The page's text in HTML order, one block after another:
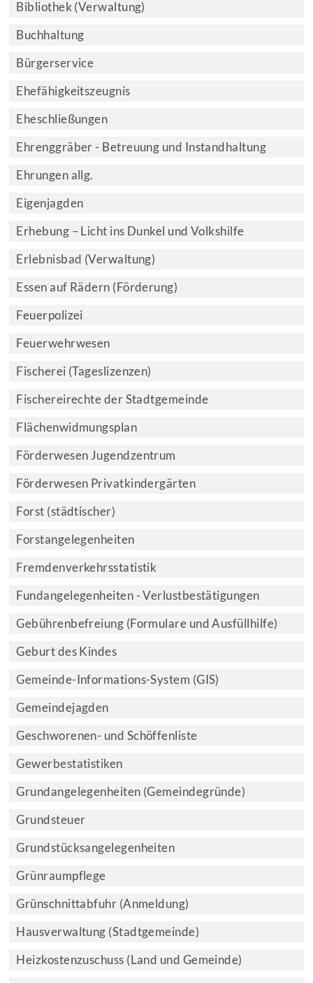
Bibliothek (Verwaltung)
Buchhaltung
Bürgerservice
Ehefähigkeitszeugnis
Eheschließungen
Ehrenggräber - Betreuung und Instandhaltung
Ehrungen allg.
Eigenjagden
Erhebung – Licht ins Dunkel und Volkshilfe
Erlebnisbad (Verwaltung)
Essen auf Rädern (Förderung)
Feuerpolizei
Feuerwehrwesen
Fischerei (Tageslizenzen)
Fischereirechte der Stadtgemeinde
Flächenwidmungsplan
Förderwesen Jugendzentrum
Förderwesen Privatkindergärten
Forst (städtischer)
Forstangelegenheiten
Fremdenverkehrsstatistik
Fundangelegenheiten - Verlustbestätigungen
Gebührenbefreiung (Formulare und Ausfüllhilfe)
Geburt des Kindes
Gemeinde-Informations-System (GIS)
Gemeindejagden
Geschworenen- und Schöffenliste
Gewerbestatistiken
Grundangelegenheiten (Gemeindegründe)
Grundsteuer
Grundstücksangelegenheiten
Grünraumpflege
Grünschnittabfuhr (Anmeldung)
Hausverwaltung (Stadtgemeinde)
Heizkostenzuschuss (Land und Gemeinde)